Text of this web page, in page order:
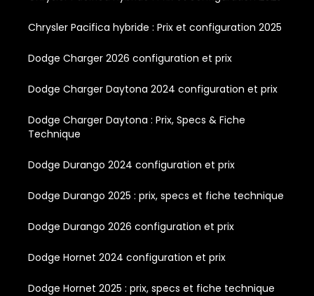
Chrysler Pacifica hybride : Prix et configuration 2025
Dodge Charger 2026 configuration et prix
Dodge Charger Daytona 2024 configuration et prix
Dodge Charger Daytona : Prix, Specs & Fiche
Technique
Dodge Durango 2024 configuration et prix
Dodge Durango 2025 : prix, specs et fiche technique
Dodge Durango 2026 configuration et prix
Dodge Hornet 2024 configuration et prix
Dodge Hornet 2025 : prix, specs et fiche technique